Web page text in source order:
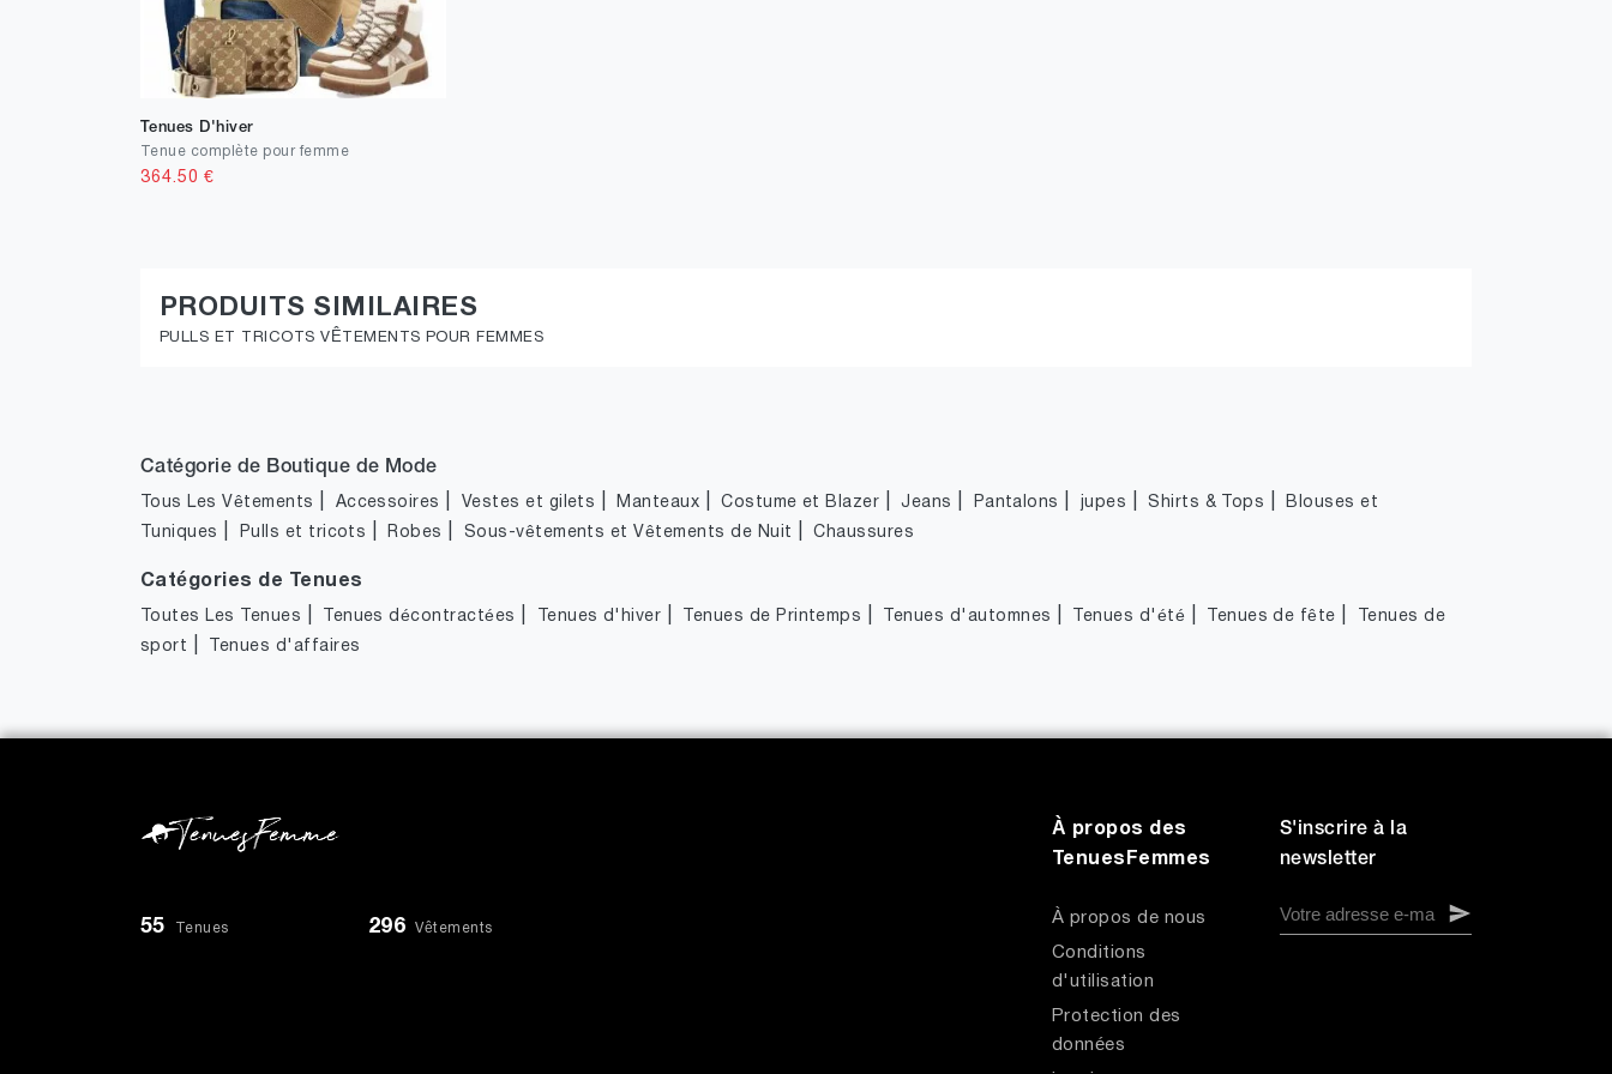
Tenues D'hiver
Tenue complète pour femme
364.50 €
PRODUITS SIMILAIRES
PULLS ET TRICOTS VÊTEMENTS POUR FEMMES
Catégorie de Boutique de Mode
Tous Les Vêtements Accessoires Vestes et gilets Manteaux |Costume et Blazer |Jeans Pantalons jupes |Shirts & Tops
Blouses et
Tuniques
Pulls et tricots Robes Sous-vêtements et Vêtements de Nuit |Chaussures
Catégories de Tenues
Toutes Les Tenues Tenues décontractées Tenues d'hiver Tenues de Printemps Tenues d'automnes Tenues d'été Tenues de fête
Tenues de
sport
Tenues d'affaires
55 Tenues 296 Vêtements
À propos des
TenuesFemmes
À propos de nous
Conditions
d'utilisation
Protection des
données
S'inscrire à la
newsletter